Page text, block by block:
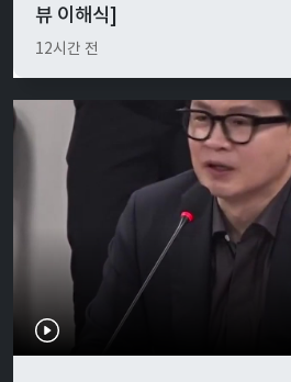
뷰 이해식]
12시간 전